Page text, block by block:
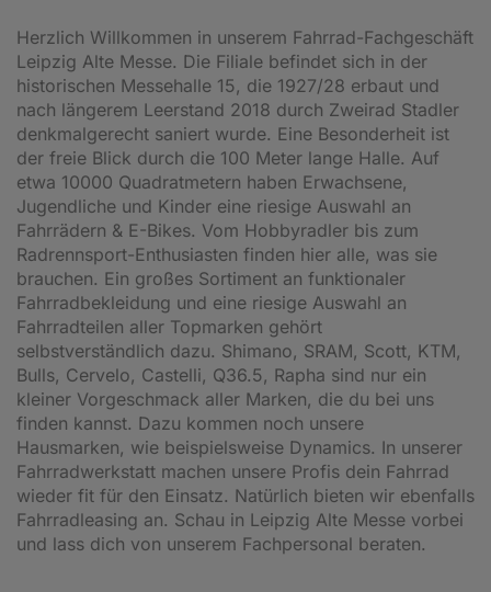
Herzlich Willkommen in unserem Fahrrad-Fachgeschäft
Leipzig Alte Messe. Die Filiale befindet sich in der
historischen Messehalle 15, die 1927/28 erbaut und
nach längerem Leerstand 2018 durch Zweirad Stadler
denkmalgerecht saniert wurde. Eine Besonderheit ist
der freie Blick durch die 100 Meter lange Halle. Auf
etwa 10000 Quadratmetern haben Erwachsene,
Jugendliche und Kinder eine riesige Auswahl an
Fahrrädern & E-Bikes. Vom Hobbyradler bis zum
Radrennsport-Enthusiasten finden hier alle, was sie
brauchen. Ein großes Sortiment an funktionaler
Fahrradbekleidung und eine riesige Auswahl an
Fahrradteilen aller Topmarken gehört
selbstverständlich dazu. Shimano, SRAM, Scott, KTM,
Bulls, Cervelo, Castelli, Q36.5, Rapha sind nur ein
kleiner Vorgeschmack aller Marken, die du bei uns
finden kannst. Dazu kommen noch unsere
Hausmarken, wie beispielsweise Dynamics. In unserer
Fahrradwerkstatt machen unsere Profis dein Fahrrad
wieder fit für den Einsatz. Natürlich bieten wir ebenfalls
Fahrradleasing an. Schau in Leipzig Alte Messe vorbei
und lass dich von unserem Fachpersonal beraten.